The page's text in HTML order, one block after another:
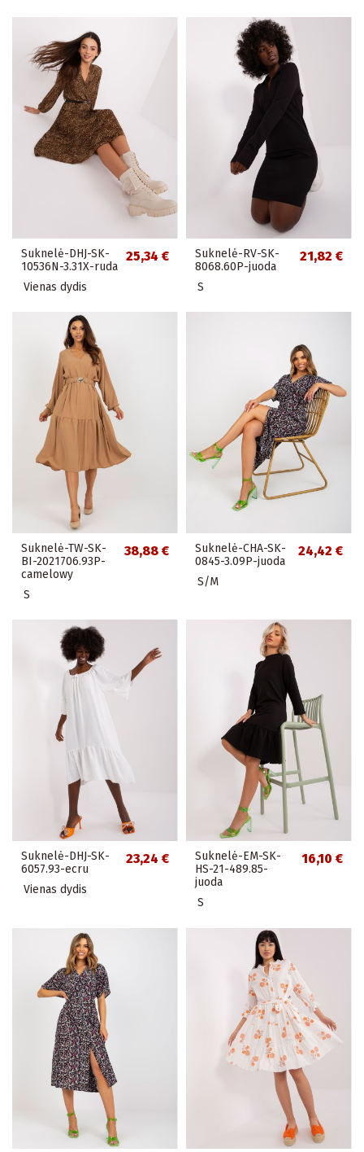
Suknelė-DHJ-SK-
10536N-3.31X-ruda
25,34 €
Vienas dydis
Suknelė-RV-SK-
8068.60P-juoda
21,82 €
S
Suknelė-TW-SK-
BI-2021706.93P-
camelowy
38,88 €
S
Suknelė-CHA-SK-
0845-3.09P-juoda
24,42 €
S/M
Suknelė-DHJ-SK-
6057.93-ecru
23,24 €
Vienas dydis
Suknelė-EM-SK-
HS-21-489.85-
juoda
16,10 €
S